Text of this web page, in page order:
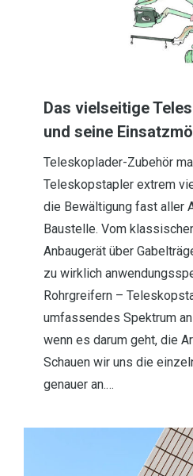
Das vielseitige
und seine
Teleskoplader-Zubehör
Teleskopstapler extrem
die Bewältigung fast aller
Baustelle. Vom
Anbaugerät über
zu wirklich
Rohrgreifern –
umfassendes Spektrum
wenn es darum geht, die
Schauen wir uns die
genauer an.…